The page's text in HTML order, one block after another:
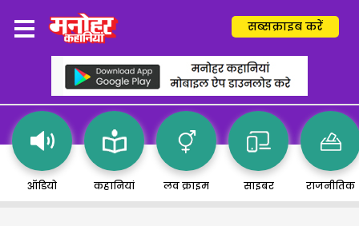
सब्सक्राइब करें
ऑडियो कहानियां लव क्राइम साइबर राजनीतिक